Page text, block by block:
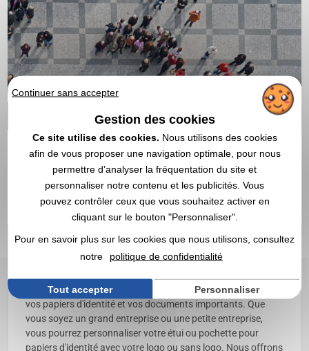
étui et pochette pour papiers
d'identité personnalisé avec
logo | Grossiste
Bienvenue sur la page de notre catégorie 'Étui et pochette
sortes d'étuis et de pochettes personnalisables pour ranger
vos papiers d'identité et vos documents importants. Que
vous soyez un grand entreprise ou une petite entreprise,
vous pourrez personnaliser votre étui ou pochette pour
papiers d'identité avec votre logo ou sans logo. Nous offrons
Continuer sans accepter
Gestion des cookies
Ce site utilise des cookies. Nous utilisons des cookies
afin de vous proposer une navigation optimale, pour nous
permettre d’analyser la fréquentation du site et
personnaliser notre contenu et les publicités. Vous
pouvez contrôler ceux que vous souhaitez activer en
cliquant sur le bouton "Personnaliser".
Pour en savoir plus sur les cookies que nous utilisons, consultez
notre
politique de confidentialité
Tout accepter Personnaliser